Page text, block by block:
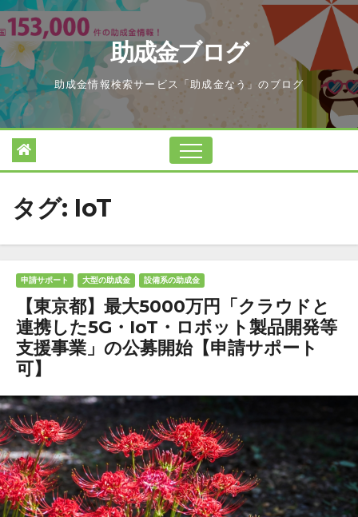
Skip
to
content
助成金ブログ
助成金情報検索サービス「助成金なう」のブログ
タグ: IoT
申請サポート 大型の助成金 設備系の助成金
【東京都】最大5000万円「クラウドと
連携した5G・IoT・ロボット製品開発等
支援事業」の公募開始【申請サポート
可】